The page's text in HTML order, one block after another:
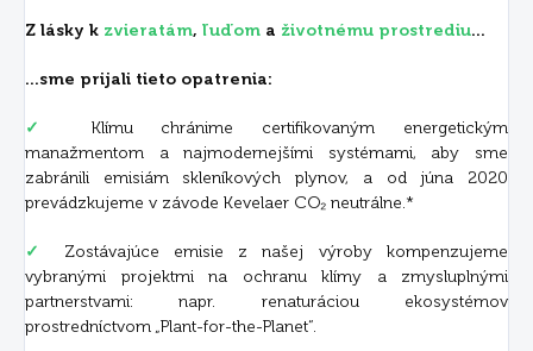
Z lásky k zvieratám, ľuďom a životnému prostrediu...
...sme prijali tieto opatrenia:
✓
Klímu chránime certifikovaným energetickým
manažmentom a najmodernejšími systémami, aby sme
zabránili emisiám skleníkových plynov, a od júna 2020
prevádzkujeme v závode Kevelaer CO₂ neutrálne.*
✓ Zostávajúce emisie z našej výroby kompenzujeme
vybranými projektmi na ochranu klímy a zmysluplnými
partnerstvami: napr. renaturáciou ekosystémov
prostredníctvom „Plant-for-the-Planet“.